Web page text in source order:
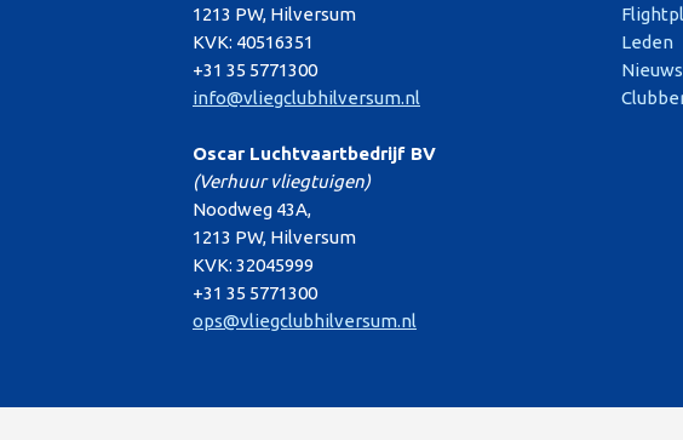
1213 PW, Hilversum
KVK: 40516351
+31 35 5771300
info@vliegclubhilversum.nl
Oscar Luchtvaartbedrijf BV
(Verhuur vliegtuigen)
Noodweg 43A,
1213 PW, Hilversum
KVK: 32045999
+31 35 5771300
ops@vliegclubhilversum.nl
Leden
Nieuws